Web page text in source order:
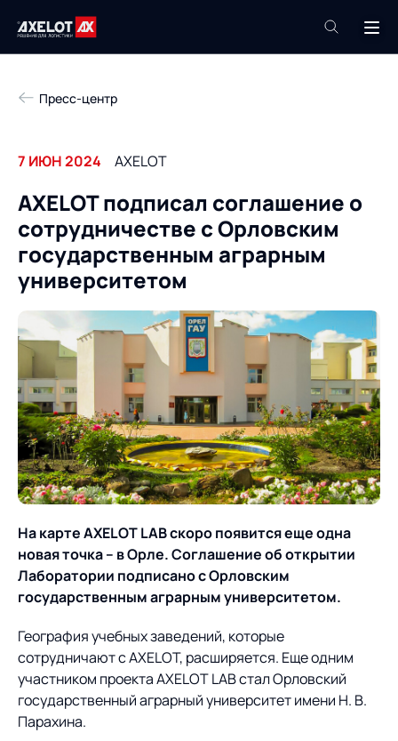
Техподдержка
Компания
Продукты
Роботизация
Академия
База знаний
Услуги
Пресс-центр
Контакты
О компании
О компании
ИТ-аккредитация
Партнеры
Импортозамещение
Продукты
Управление цепями
поставок
Управление складами
Управление перевозками
и транспортным парком
Интегрированное
планирование
Управление
контейнерным
Оптимизация в цепях
поставок
Управление двором
Логистический
консалтинг
Роботизация
Оборудование для склада
Услуги
Логистический
консалтинг
Автоматизация
Техническое оснащение
Постпроектное
сопровождение
Нетворкинг и обмен
опытом вместе с AXELOT
Облачные сервисы
Формирование центров
компетенций
Пресс-центр
Новости
Мероприятия
СМИ о нас
Архив мероприятий
Проекты
Проекты
Контакты
Пресс-центр
7 ИЮН 2024 AXELOT
AXELOT подписал соглашение о
сотрудничестве с Орловским
государственным аграрным
университетом
На картеAXELOTLAB скоро появится еще одна
новая точка – в Орле. Соглашение об открытии
Лаборатории подписано с Орловским
государственным аграрным университетом.
География учебных заведений, которые
сотрудничают с AXELOT, расширяется. Еще одним
участником проекта AXELOT LAB стал Орловский
государственный аграрный университет имени Н. В.
Парахина.